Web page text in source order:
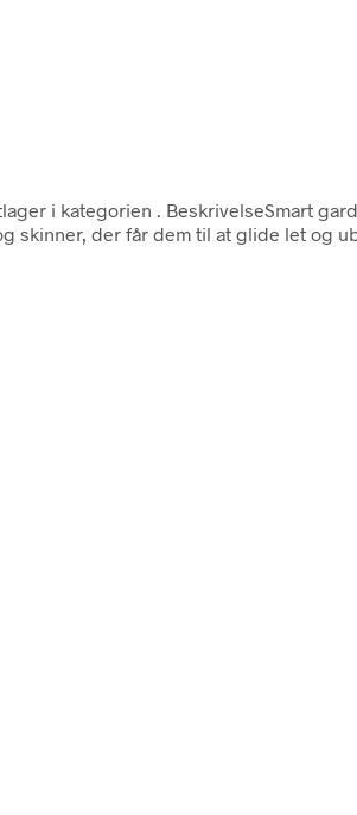
i kategorien
. BeskrivelseSmart
skinner, der får dem til at glide let og